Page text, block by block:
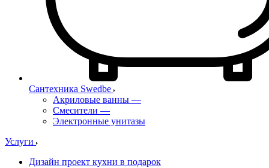
Сантехника Swedbe
Акриловые ванны —
Смесители —
Электронные унитазы
Услуги
Дизайн проект кухни в подарок